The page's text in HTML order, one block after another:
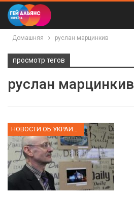
Домашняя руслан марцинкив
просмотр тегов
руслан марцинкив